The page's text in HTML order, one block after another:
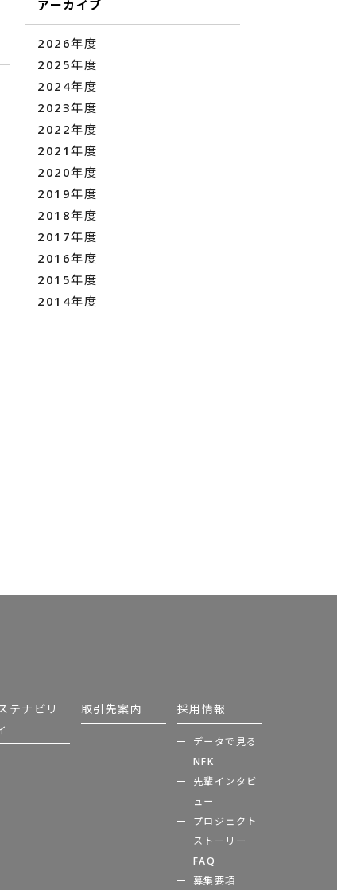
アーカイブ
2026年度
2025年度
2024年度
2023年度
2022年度
2021年度
2020年度
2019年度
2018年度
2017年度
2016年度
2015年度
2014年度
テナビリ
取引先案内 採用情報
データで見る
NFK
先輩インタビ
ュー
プロジェクト
ストーリー
FAQ
募集要項